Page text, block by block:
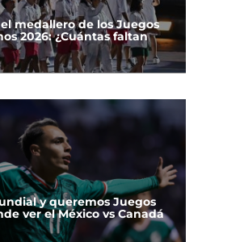
medallero de los Juegos
2026: ¿Cuántas faltan
y queremos Juegos
ver el México vs Canadá